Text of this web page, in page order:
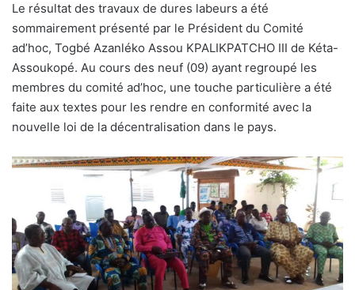
Le résultat des travaux de dures labeurs a été
sommairement présenté par le Président du Comité
ad’hoc, Togbé Azanléko Assou KPALIKPATCHO III de Kéta-
Assoukopé. Au cours des neuf (09) ayant regroupé les
membres du comité ad’hoc, une touche particulière a été
faite aux textes pour les rendre en conformité avec la
nouvelle loi de la décentralisation dans le pays.